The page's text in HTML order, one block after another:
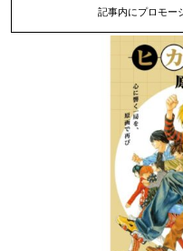
記事内にプロモー